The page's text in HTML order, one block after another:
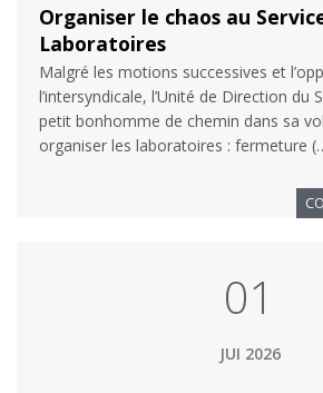
Organiser le chaos au
Laboratoires
Malgré les motions successives et
l’intersyndicale, l’Unité de Direction du
petit bonhomme de chemin dans sa
organiser les laboratoires : fermeture
01
JUI 2026